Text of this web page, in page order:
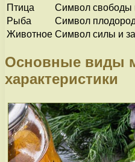
Птица
Символ свободы
Рыба
Символ
Животное Символ силы и
Основные виды
характеристики